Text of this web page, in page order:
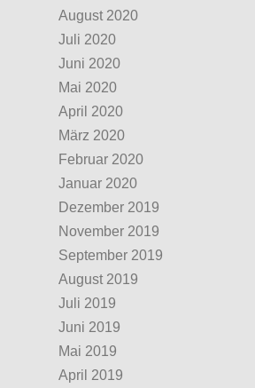
August 2020
Juli 2020
Juni 2020
Mai 2020
April 2020
März 2020
Februar 2020
Januar 2020
Dezember 2019
November 2019
September 2019
August 2019
Juli 2019
Juni 2019
Mai 2019
April 2019